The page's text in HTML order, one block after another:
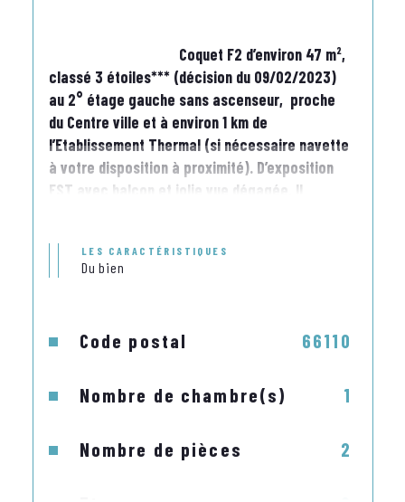
classé 3 étoiles*** (décision du 09/02/2023)
au 2° étage gauche sans ascenseur,  proche
du Centre ville et à environ 1 km de
l’Etablissement Thermal (si nécessaire navette
à votre disposition à proximité). D’exposition
EST avec balcon et jolie vue dégagée. Il
-Un séjour avec meubles en bois, une table
ronde avec quatre chaises, un canapé
fenêtre donnant sur un balcon, une
cuisine avec frigo-congélateur, un four micro-
avec un four, un lave-vaisselle, un lave-linge,
un évier, vaisselle et ustensiles de cuisine-Une
LES CARACTÉRISTIQUES
Du bien
Code postal 66110
Nombre de chambre(s) 1
Nombre de pièces 2